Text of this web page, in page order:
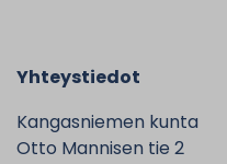
Yhteystiedot
Kangasniemen kunta
Otto Mannisen tie 2